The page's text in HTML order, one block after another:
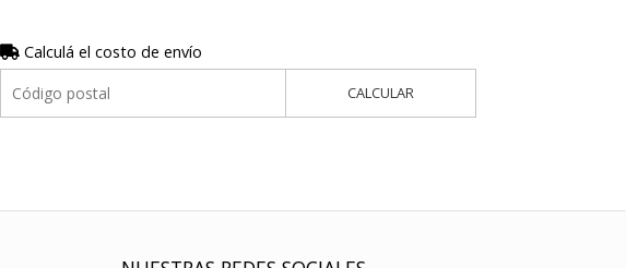
Calculá el costo de envío
CALCULAR